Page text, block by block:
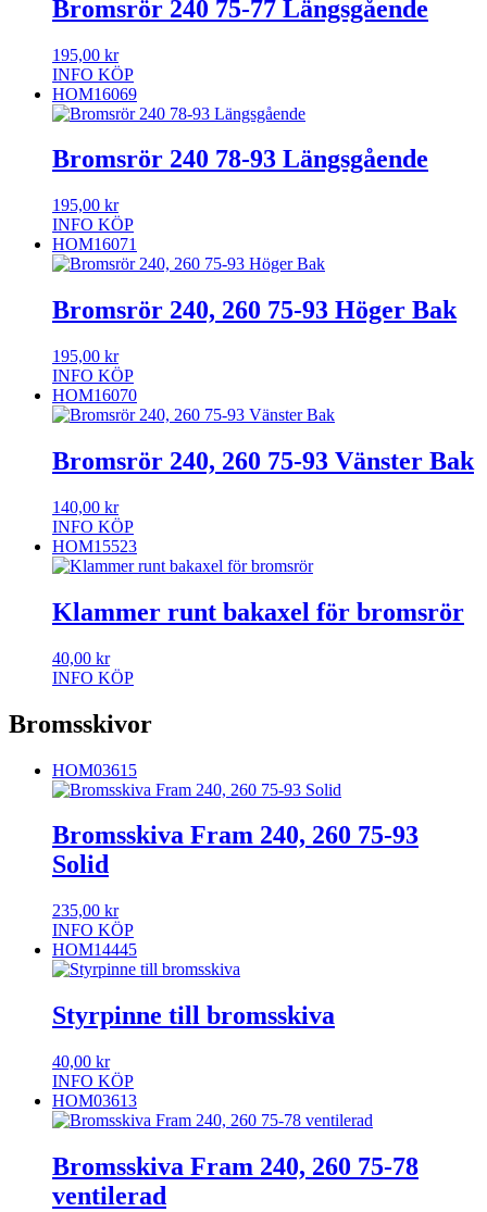
Bromsrör 240 75-77 Längsgående
195,00 kr
INFO KÖP
HOM16069
Bromsrör 240 78-93 Längsgående
195,00 kr
INFO KÖP
HOM16071
Bromsrör 240, 260 75-93 Höger Bak
195,00 kr
INFO KÖP
HOM16070
Bromsrör 240, 260 75-93 Vänster Bak
140,00 kr
INFO KÖP
HOM15523
Klammer runt bakaxel för bromsrör
40,00 kr
INFO KÖP
Bromsskivor
HOM03615
Bromsskiva Fram 240, 260 75-93
Solid
235,00 kr
INFO KÖP
HOM14445
Styrpinne till bromsskiva
40,00 kr
INFO KÖP
HOM03613
Bromsskiva Fram 240, 260 75-78
ventilerad